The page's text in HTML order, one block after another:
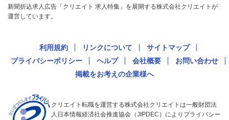
新聞折込求人広告「クリエイト 求人特集」を展開する株式会社クリエイトが
運営しています。
利用規約 リンクについて
サイトマップ
プライバシーポリシー
ヘルプ 会社概要
お問い合わせ
掲載をお考えの企業様へ
クリエイト転職を運営する株式会社クリエイトは一般財団法
人日本情報経済社会推進協会（JIPDEC）によりプライバシー